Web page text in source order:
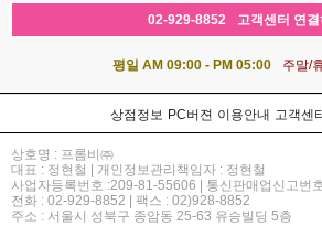
02-929-8852 고객센터 연
평일 AM 09:00 - PM 05:00 주말/
상점정보 PC버젼 이용안내 고객센
상호명 : 프롬비㈜
대표 : 정현철 | 개인정보관리책임자 : 정현철
사업자등록번호 :209-81-55606 | 통신판매업신고번
전화 : 02-929-8852 | 팩스 : 02)928-8852
주소 : 서울시 성북구 종암동 25-63 유승빌딩 5층